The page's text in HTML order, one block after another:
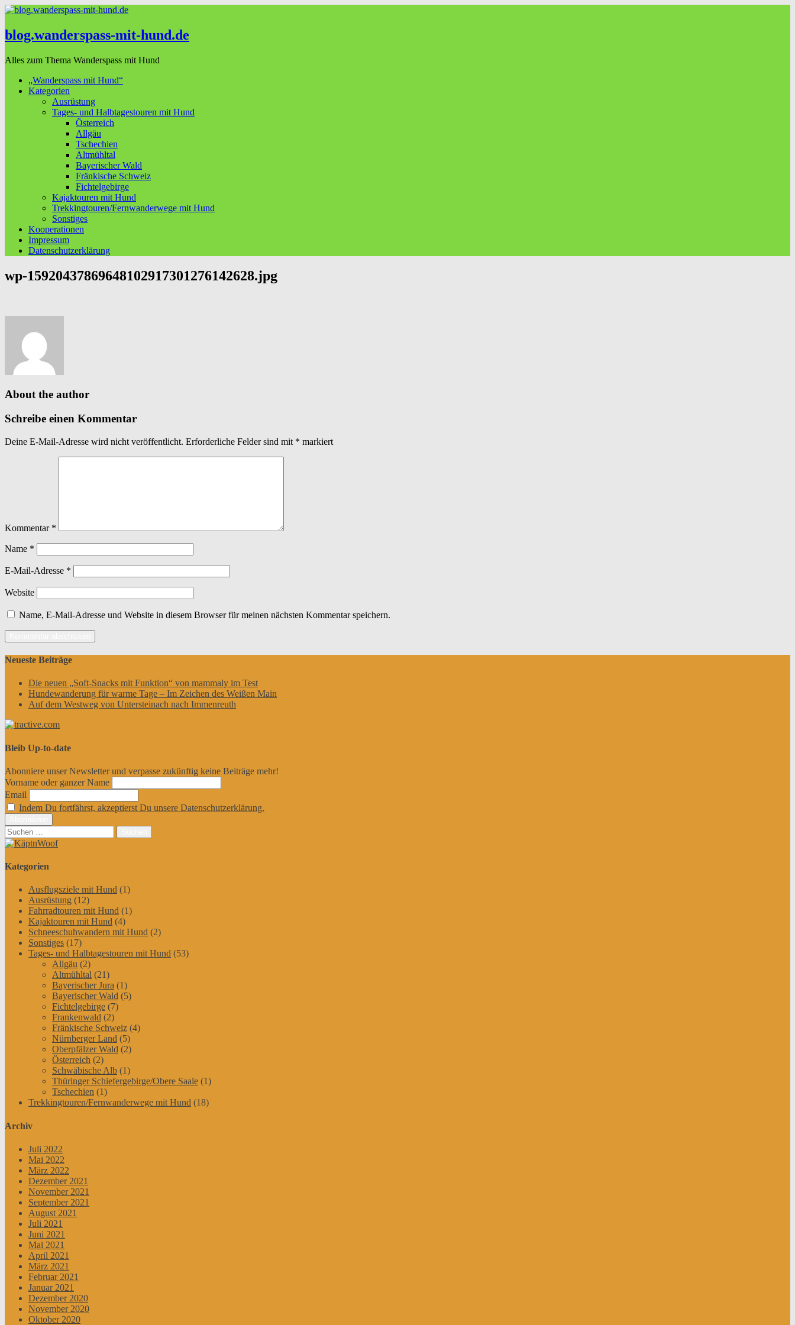
blog.wanderspass-mit-hund.de
Alles zum Thema Wanderspass mit Hund
„Wanderspass mit Hund“
Kategorien
Ausrüstung
Tages- und Halbtagestouren mit Hund
Österreich
Allgäu
Tschechien
Altmühltal
Bayerischer Wald
Fränkische Schweiz
Fichtelgebirge
Kajaktouren mit Hund
Trekkingtouren/Fernwanderwege mit Hund
Sonstiges
Kooperationen
Impressum
Datenschutzerklärung
wp-15920437869648102917301276142628.jpg
About the author
Schreibe einen Kommentar
Deine E-Mail-Adresse wird nicht veröffentlicht. Erforderliche Felder sind mit * markiert
Kommentar *
Name *
E-Mail-Adresse *
Website
Name, E-Mail-Adresse und Website in diesem Browser für meinen nächsten Kommentar speichern.
Neueste Beiträge
Die neuen „Soft-Snacks mit Funktion“ von mammaly im Test
Hundewanderung für warme Tage – Im Zeichen des Weißen Main
Auf dem Westweg von Untersteinach nach Immenreuth
Bleib Up-to-date
Abonniere unser Newsletter und verpasse zukünftig keine Beiträge mehr!
Vorname oder ganzer Name
Email
Indem Du fortfährst, akzeptierst Du unsere Datenschutzerklärung.
Suchen
nach:
Kategorien
Ausflugsziele mit Hund (1)
Ausrüstung (12)
Fahrradtouren mit Hund (1)
Kajaktouren mit Hund (4)
Schneeschuhwandern mit Hund (2)
Sonstiges (17)
Tages- und Halbtagestouren mit Hund (53)
Allgäu (2)
Altmühltal (21)
Bayerischer Jura (1)
Bayerischer Wald (5)
Fichtelgebirge (7)
Frankenwald (2)
Fränkische Schweiz (4)
Nürnberger Land (5)
Oberpfälzer Wald (2)
Österreich (2)
Schwäbische Alb (1)
Thüringer Schiefergebirge/Obere Saale (1)
Tschechien (1)
Trekkingtouren/Fernwanderwege mit Hund (18)
Archiv
Juli 2022
Mai 2022
März 2022
Dezember 2021
November 2021
September 2021
August 2021
Juli 2021
Juni 2021
Mai 2021
April 2021
März 2021
Februar 2021
Januar 2021
Dezember 2020
November 2020
Oktober 2020